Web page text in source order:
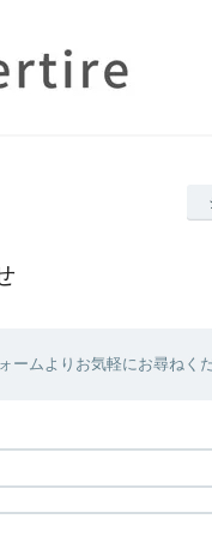
ムよりお気軽にお尋ねく